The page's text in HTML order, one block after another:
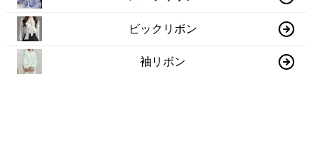
ビックリボン
袖リボン